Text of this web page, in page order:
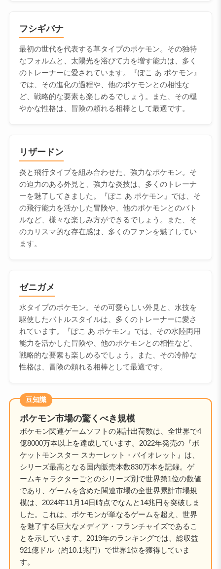
フシギバナ
最初の世代を代表する草タイプのポケモン。その独特
なフォルムと、太陽光を浴びて力を増す能力は、多く
のトレーナーに愛されています。『ぽこ あ ポケモン』
では、その進化の過程や、他のポケモンとの相性な
ど、戦略的な要素も楽しめるでしょう。また、その穏
やかな性格は、冒険の頼れる相棒として最適です。
リザードン
炎と飛行タイプを組み合わせた、強力なポケモン。そ
の迫力のある外見と、強力な炎技は、多くのトレーナ
ーを魅了してきました。『ぽこ あ ポケモン』では、そ
の飛行能力を活かした冒険や、他のポケモンとのバト
ルなど、様々な楽しみ方ができるでしょう。また、そ
のカリスマ的な存在感は、多くのファンを魅了してい
ます。
ゼニガメ
水タイプのポケモン。その可愛らしい外見と、水技を
駆使したバトルスタイルは、多くのトレーナーに愛さ
れています。『ぽこ あ ポケモン』では、その水陸両用
能力を活かした冒険や、他のポケモンとの相性など、
戦略的な要素も楽しめるでしょう。また、その冷静な
性格は、冒険の頼れる相棒として最適です。
豆知識
ポケモン市場の驚くべき規模
ポケモン関連ゲームソフトの累計出荷数は、全世界で4
億8000万本以上を達成しています。2022年発売の『ポ
ケットモンスター スカーレット・バイオレット』は、
シリーズ最高となる国内販売本数830万本を記録。ゲ
ームキャラクターごとのシリーズ別で世界第1位の数値
であり、ゲームを含めた関連市場の全世界累計市場規
模は、2024年11月14日時点でなんと14兆円を突破しま
した。これは、ポケモンが単なるゲームを超え、世界
を魅了する巨大なメディア・フランチャイズであるこ
とを示しています。2019年のランキングでは、総収益
921億ドル（約10.1兆円）で世界1位を獲得していま
す。